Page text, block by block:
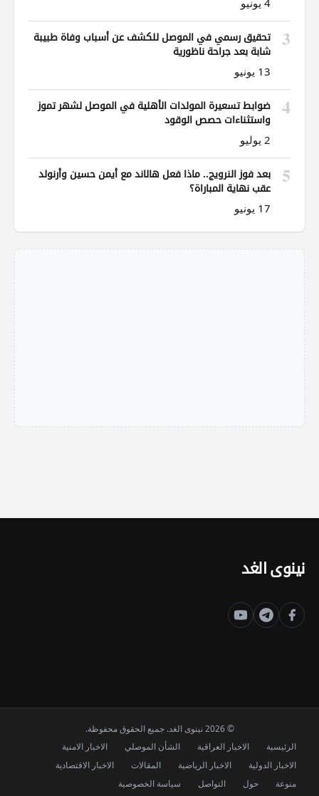
3
تحقيق رسمي في الموصل للكشف عن أسباب وفاة طبيبة
شابة بعد جراحة ناظورية
13 يونيو
4
ضوابط تسعيرة المولدات الأهلية في الموصل لشهر تموز
واستثناءات حصص الوقود
2 يوليو
5
بعد فوز النرويج.. ماذا فعل هالاند مع أيمن حسين وأرنولد
عقب نهاية المباراة؟
17 يونيو
نينوى الغد
© 2026 نينوى الغد. جميع الحقوق محفوظة.
الرئيسية الاخبار العراقية الشأن الموصلي
الاخبار الامنية
الاخبار الدولية
الاخبار الرياضية المقالات
الاخبار الاقتصادية
منوعة
حول التواصل سياسة الخصوصية